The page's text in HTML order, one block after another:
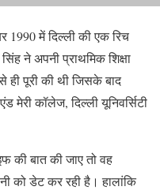
1990 में दिल्ली की एक रिच
ने अपनी प्राथमिक शिक्षा
पूरी की थी जिसके बाद
मेरी कॉलेज, दिल्ली यूनिवर्सिटी
की बात की जाए तो वह
को डेट कर रही है। हालांकि